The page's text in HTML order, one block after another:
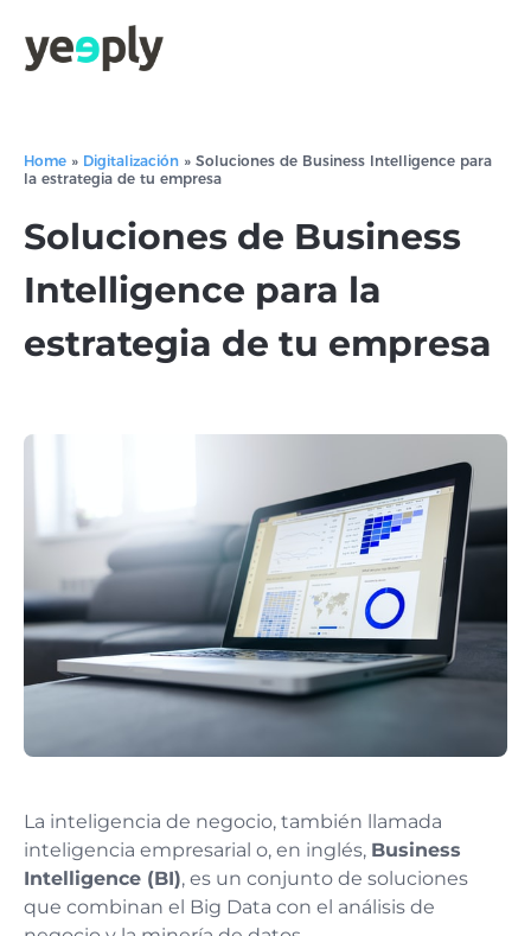
Home » Digitalización » Soluciones de Business Intelligence para
la estrategia de tu empresa
Soluciones de Business
Intelligence para la
estrategia de tu empresa
La inteligencia de negocio, también llamada
inteligencia empresarial o, en inglés, Business
Intelligence (BI), es un conjunto de soluciones
que combinan el Big Data con el análisis de